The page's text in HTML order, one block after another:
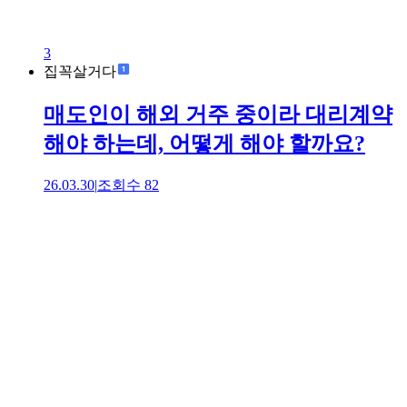
3
집꼭살거다
매도인이 해외 거주 중이라 대리계약
해야 하는데, 어떻게 해야 할까요?
26.03.30|조회수 82